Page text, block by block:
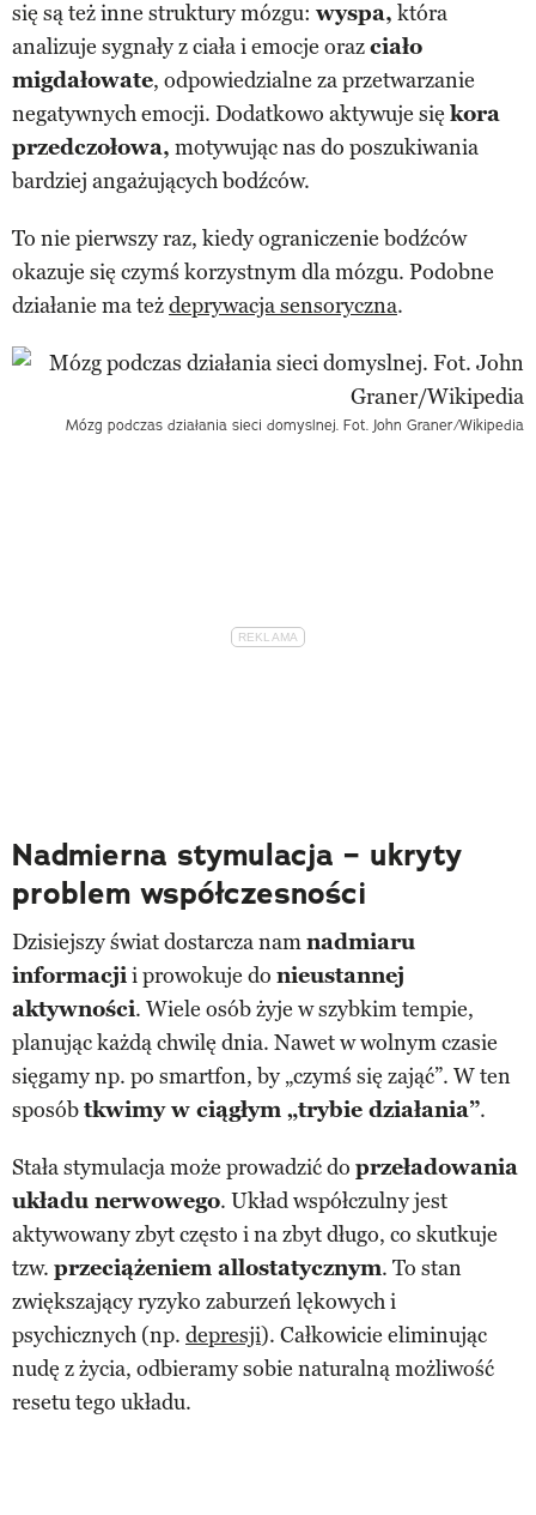
się są też inne struktury mózgu: wyspa, która
analizuje sygnały z ciała i emocje orazciało
migdałowate, odpowiedzialne za przetwarzanie
negatywnych emocji. Dodatkowo aktywuje się kora
przedczołowa, motywując nas do poszukiwania
bardziej angażujących bodźców.
To nie pierwszy raz, kiedy ograniczenie bodźców
okazuje się czymś korzystnym dla mózgu. Podobne
działanie ma teżdeprywacja sensoryczna.
Mózg podczas działania sieci domyslnej. Fot. John Graner/Wikipedia
Nadmierna stymulacja – ukryty
problem współczesności
Dzisiejszy świat dostarcza namnadmiaru
informacjii prowokuje do nieustannej
aktywności. Wiele osób żyje w szybkim tempie,
planując każdą chwilę dnia. Nawet w wolnym czasie
sięgamy np. po smartfon, by „czymś się zająć”. W ten
sposóbtkwimy w ciągłym „trybie działania”.
Stała stymulacja może prowadzić do przeładowania
układu nerwowego. Układ współczulny jest
aktywowany zbyt często i na zbyt długo, co skutkuje
tzw. przeciążeniem allostatycznym. To stan
zwiększający ryzyko zaburzeń lękowych i
psychicznych (np. depresji). Całkowicie eliminując
nudę z życia, odbieramy sobie naturalną możliwość
resetu tego układu.